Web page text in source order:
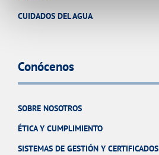
CUIDADOS DEL AGUA
Conócenos
SOBRE NOSOTROS
ÉTICA Y CUMPLIMIENTO
SISTEMAS DE GESTIÓN Y CERTIFICADOS